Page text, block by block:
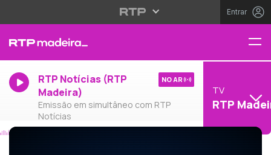
Entrar
RTP Notícias (RTP
Madeira)
Emissão em simultâneo com RTP
Notícias
NO AR
TV
RTP